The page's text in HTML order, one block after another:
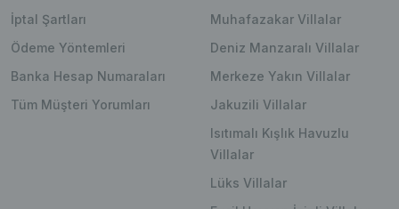
İptal Şartları
Ödeme Yöntemleri
Banka Hesap Numaraları
Tüm Müşteri Yorumları
Muhafazakar Villalar
Deniz Manzaralı Villalar
Merkeze Yakın Villalar
Jakuzili Villalar
Isıtımalı Kışlık Havuzlu
Villalar
Lüks Villalar